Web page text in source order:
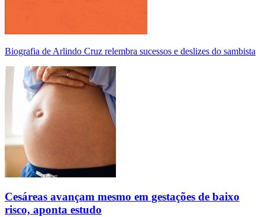
Biografia de Arlindo Cruz relembra sucessos e deslizes do sambista
Cesáreas avançam mesmo em gestações de baixo
risco, aponta estudo